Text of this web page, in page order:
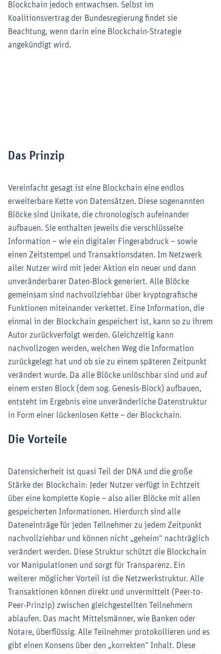
Blockchain jedoch entwachsen. Selbst im
Koalitionsvertrag der Bundesregierung findet sie
Beachtung, wenn darin eine Blockchain-Strategie
angekündigt wird.
Das Prinzip
Vereinfacht gesagt ist eine Blockchain eine endlos
erweiterbare Kette von Datensätzen. Diese sogenannten
Blöcke sind Unikate, die chronologisch aufeinander
aufbauen. Sie enthalten jeweils die verschlüsselte
Information – wie ein digitaler Fingerabdruck – sowie
einen Zeitstempel und Transaktionsdaten. Im Netzwerk
aller Nutzer wird mit jeder Aktion ein neuer und dann
unveränderbarer Daten-Block generiert. Alle Blöcke
gemeinsam sind nachvollziehbar über kryptografische
Funktionen miteinander verkettet. Eine Information, die
einmal in der Blockchain gespeichert ist, kann so zu ihrem
Autor zurückverfolgt werden. Gleichzeitig kann
nachvollzogen werden, welchen Weg die Information
zurückgelegt hat und ob sie zu einem späteren Zeitpunkt
verändert wurde. Da alle Blöcke unlöschbar sind und auf
einem ersten Block (dem sog. Genesis-Block) aufbauen,
entsteht im Ergebnis eine unveränderliche Datenstruktur
in Form einer lückenlosen Kette – der Blockchain.
Die Vorteile
Datensicherheit ist quasi Teil der DNA und die große
Stärke der Blockchain: Jeder Nutzer verfügt in Echtzeit
über eine komplette Kopie – also aller Blöcke mit allen
gespeicherten Informationen. Hierdurch sind alle
Dateneinträge für jeden Teilnehmer zu jedem Zeitpunkt
nachvollziehbar und können nicht „geheim“ nachträglich
verändert werden. Diese Struktur schützt die Blockchain
vor Manipulationen und sorgt für Transparenz. Ein
weiterer möglicher Vorteil ist die Netzwerkstruktur. Alle
Transaktionen können direkt und unvermittelt (Peer-to-
Peer-Prinzip) zwischen gleichgestellten Teilnehmern
ablaufen. Das macht Mittelsmänner, wie Banken oder
Notare, überflüssig. Alle Teilnehmer protokollieren und es
gibt einen Konsens über den „korrekten“ Inhalt. Diese